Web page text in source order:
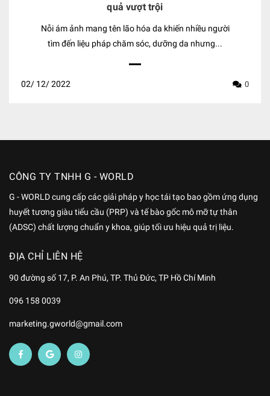
quả vượt trội
Nỗi ám ảnh mang tên lão hóa da khiến nhiều người
tìm đến liệu pháp chăm sóc, dưỡng da nhưng...
02/ 12/2022 0
CÔNG TY TNHH G - WORLD
G - WORLD cung cấp các giải pháp y học tái tạo bao gồm ứng dụng
huyết tương giàu tiểu cầu (PRP) và tế bào gốc mô mỡ tự thân
(ADSC) chất lượng chuẩn y khoa, giúp tối ưu hiệu quả trị liệu.
ĐỊA CHỈ LIÊN HỆ
90 đường số 17, P. An Phú, TP. Thủ Đức, TP Hồ Chí Minh
096 158 0039
marketing.gworld@gmail.com